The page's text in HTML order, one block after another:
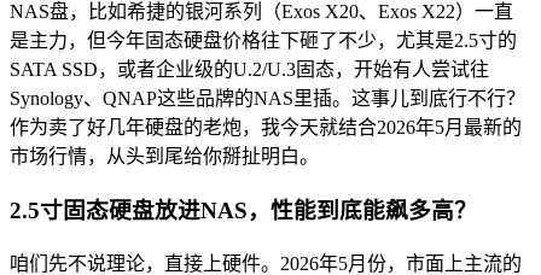
NAS盘，比如希捷的银河系列（Exos X20、Exos X22）一直
是主力，但今年固态硬盘价格往下砸了不少，尤其是2.5寸的
SATA SSD，或者企业级的U.2/U.3固态，开始有人尝试往
Synology、QNAP这些品牌的NAS里插。这事儿到底行不行？
作为卖了好几年硬盘的老炮，我今天就结合2026年5月最新的
市场行情，从头到尾给你掰扯明白。
2.5寸固态硬盘放进NAS，性能到底能飙多高？
咱们先不说理论，直接上硬件。2026年5月份，市面上主流的